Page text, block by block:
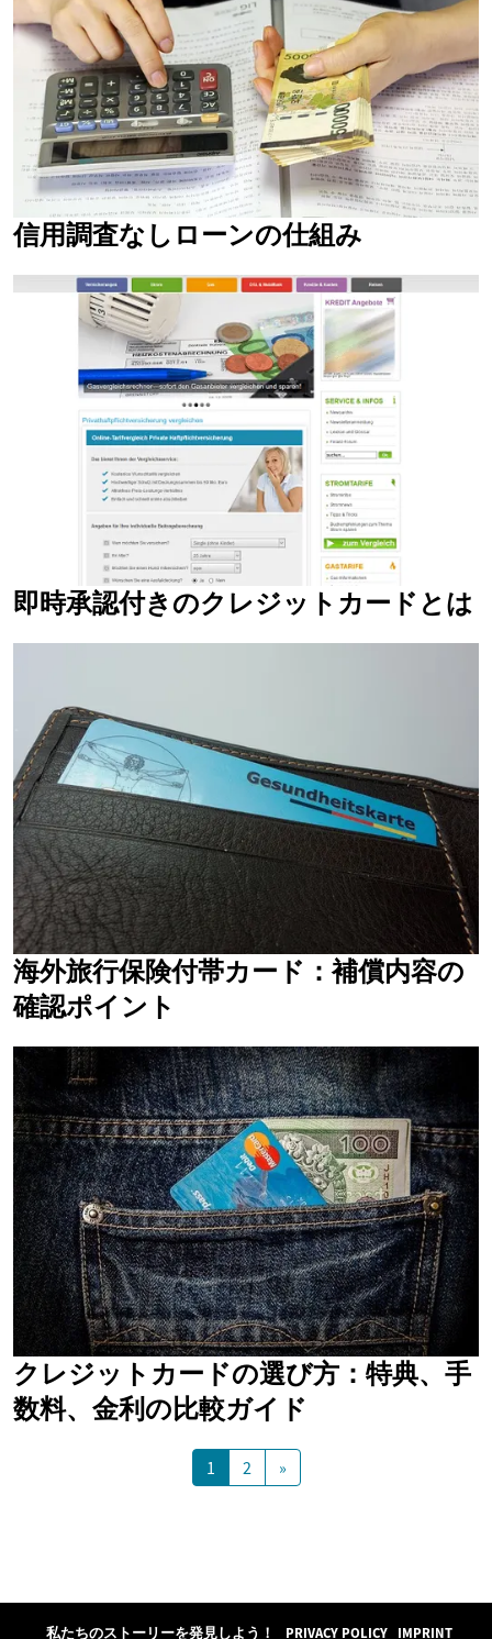
信用調査なしローンの仕組み
即時承認付きのクレジットカードとは
海外旅行保険付帯カード：補償内容の
確認ポイント
クレジットカードの選び方：特典、手
数料、金利の比較ガイド
1 2 »
私たちのストーリーを発見しよう！ PRIVACY POLICY IMPRINT